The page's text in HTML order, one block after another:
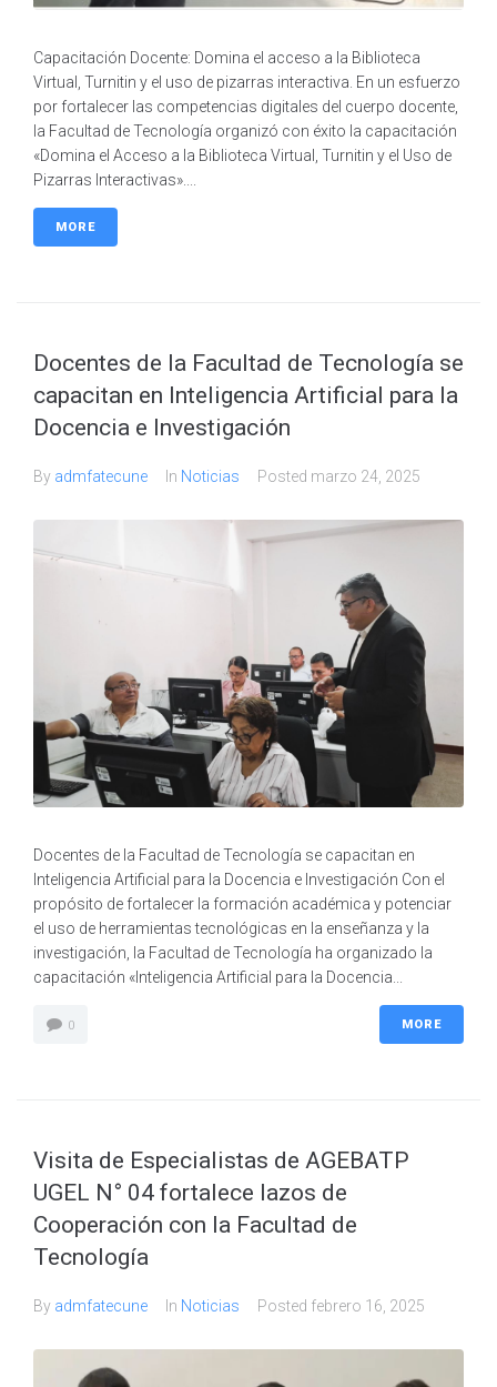
Capacitación Docente: Domina el acceso a la Biblioteca
Virtual, Turnitin y el uso de pizarras interactiva. En un esfuerzo
por fortalecer las competencias digitales del cuerpo docente,
la Facultad de Tecnología organizó con éxito la capacitación
«Domina el Acceso a la Biblioteca Virtual, Turnitin y el Uso de
Pizarras Interactivas»....
MORE
Docentes de la Facultad de Tecnología se
capacitan en Inteligencia Artificial para la
Docencia e Investigación
By admfatecune In Noticias Posted marzo 24, 2025
Docentes de la Facultad de Tecnología se capacitan en
Inteligencia Artificial para la Docencia e Investigación Con el
propósito de fortalecer la formación académica y potenciar
el uso de herramientas tecnológicas en la enseñanza y la
investigación, la Facultad de Tecnología ha organizado la
capacitación «Inteligencia Artificial para la Docencia...
0 MORE
Visita de Especialistas de AGEBATP
UGEL N° 04 fortalece lazos de
Cooperación con la Facultad de
Tecnología
By admfatecune In Noticias Posted febrero 16, 2025